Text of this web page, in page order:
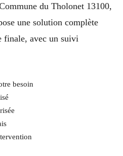
du Tholonet 13100,
une solution complète
finale, avec un suivi
besoin